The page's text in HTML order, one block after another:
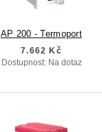
AP 200 - Termoport
7.662 Kč
Dostupnost: Na dotaz